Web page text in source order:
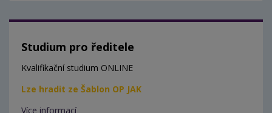
Studium pro ředitele
Kvalifikační studium ONLINE
Lze hradit ze Šablon OP JAK
Více informací